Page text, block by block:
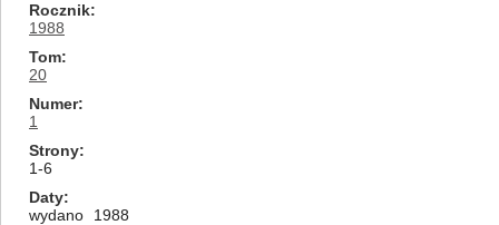
Rocznik
1988
Tom
20
Numer
1
Strony
1-6
Daty
wydano
1988